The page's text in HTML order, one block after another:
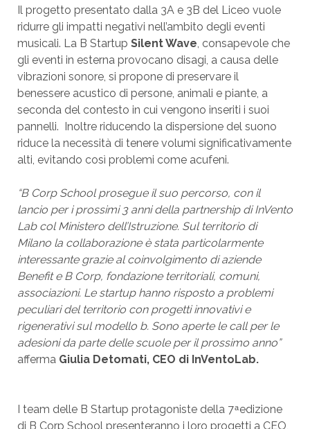
Il progetto presentato dalla 3A e 3B del Liceo vuole
ridurre gli impatti negativi nell’ambito degli eventi
musicali. La B Startup Silent Wave, consapevole che
gli eventi in esterna provocano disagi, a causa delle
vibrazioni sonore, si propone di preservare il
benessere acustico di persone, animali e piante, a
seconda del contesto in cui vengono inseriti i suoi
pannelli. Inoltre riducendo la dispersione del suono
riduce la necessità di tenere volumi significativamente
alti, evitando così problemi come acufeni.
“B Corp School prosegue il suo percorso, con il
lancio per i prossimi 3 anni della partnership di InVento
Lab col Ministero dell’Istruzione. Sul territorio di
Milano la collaborazione è stata particolarmente
interessante grazie al coinvolgimento di aziende
Benefit e B Corp, fondazione territoriali, comuni,
associazioni. Le startup hanno risposto a problemi
peculiari del territorio con progetti innovativi e
rigenerativi sul modello b. Sono aperte le call per le
adesioni da parte delle scuole per il prossimo anno”
afferma Giulia Detomati, CEO di InVentoLab.
I team delle B Startup protagoniste della 7 ͣ edizione
di B Corp School presenteranno i loro progetti a CEO,